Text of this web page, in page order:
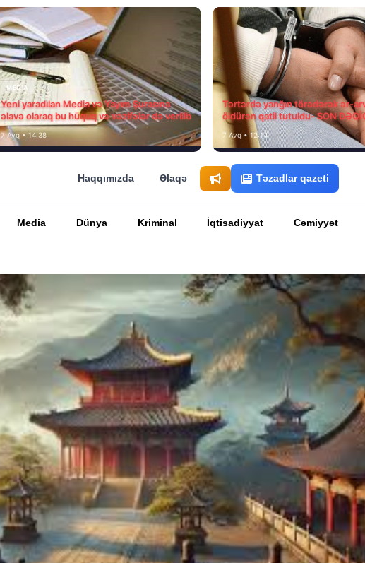
MEDİA
Yeni yaradılan Media və Yayım Şurasına
əlavə olaraq bu hüquq və vəzifələr də verilib
7 Avq • 14:38
Tərtərdə yanğın törədərək ər-
öldürən qatil tutuldu- SON
7 Avq • 12:14
Haqqımızda Əlaqə Təzadlar qazeti
Media Dünya Kriminal İqtisadiyyat Cəmiyyət